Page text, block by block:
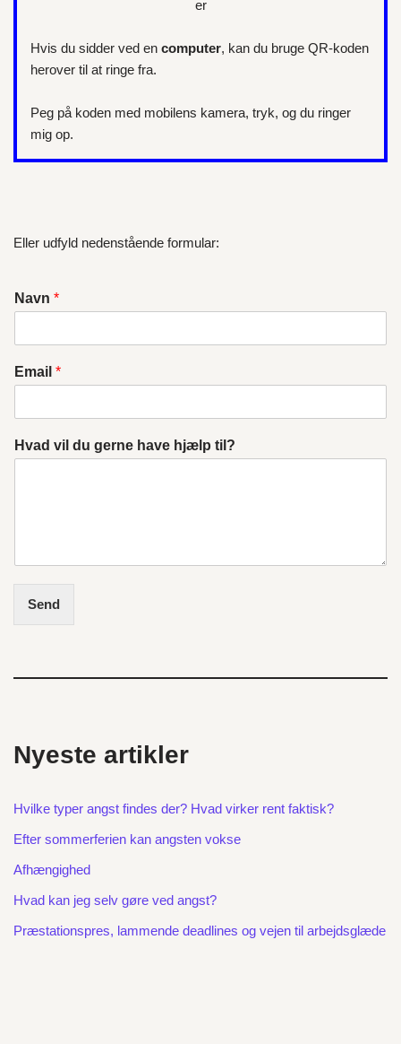
Hvis du sidder ved en computer, kan du bruge QR-koden
herover til at ringe fra.
Peg på koden med mobilens kamera, tryk, og du ringer
mig op.
Eller udfyld nedenstående formular:
Navn *
Email *
Hvad vil du gerne have hjælp til?
Send
Nyeste artikler
Hvilke typer angst findes der? Hvad virker rent faktisk?
Efter sommerferien kan angsten vokse
Afhængighed
Hvad kan jeg selv gøre ved angst?
Præstationspres, lammende deadlines og vejen til arbejdsglæde